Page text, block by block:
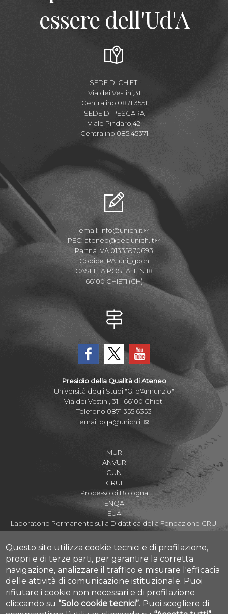
essere dell'Ud'A
SEDE DI CHIETI
Via dei Vestini,31
Centralino 0871.3551
SEDE DI PESCARA
Viale Pindaro,42
Centralino 085.45371
email: info@unich.it
PEC: ateneo@pec.unich.it
Partita IVA 01335970693
Codice IPA: uni_gdch
CASELLA POSTALE N.18
66100 CHIETI (CH)
Presidio della Qualità di Ateneo
Università degli Studi "G. d'Annunzio"
Via dei Vestini, 31 - 66100 Chieti
Telefono 0871 355 6353
email pqa@unich.it
MUR
ANVUR
CUN
CRUI
Processo di Bologna
ENQA
EUA
Laboratorio Permanente sulla Didattica della Fondazione CRUI
Assicurazione della Qualità di Ateneo
Nucleo di Valutazione
Amministrazione Trasparente
Parla con noi
Questo sito utilizza cookie tecnici e di profilazione,
propri e di terze parti, per garantire la corretta
navigazione, analizzare il traffico e misurare l'efficacia
delle attività di comunicazione istituzionale. Puoi
rifiutare i cookie non necessari e di profilazione
cliccando su “Solo cookie tecnici”. Puoi scegliere di